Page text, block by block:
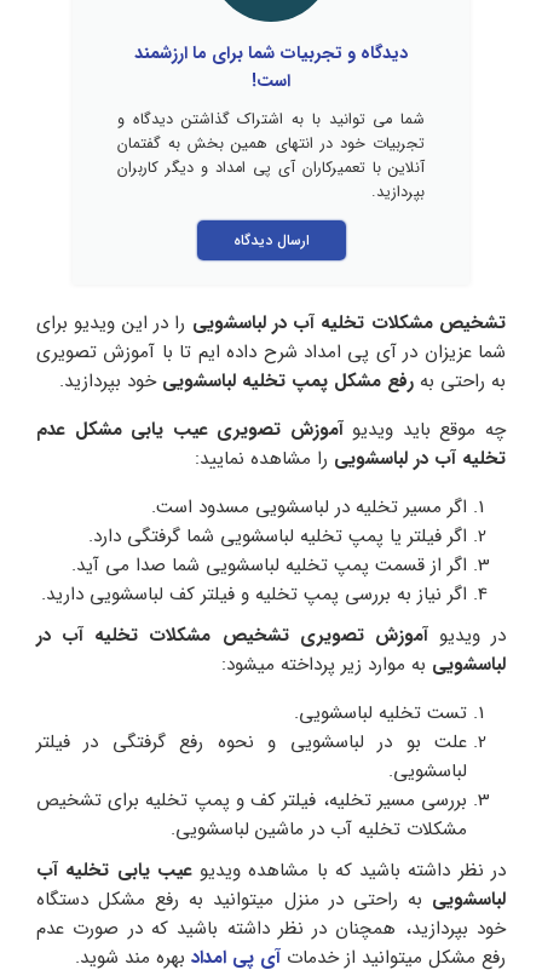
دیدگاه و تجربیات شما برای ما ارزشمند
است!
شما می توانید با به اشتراک گذاشتن دیدگاه و
تجربیات خود در انتهای همین بخش به گفتمان
آنلاین با تعمیرکاران آی پی امداد و دیگر کاربران
بپردازید.
ارسال دیدگاه
تشخیص مشکلات تخلیه آب در لباسشویی را در این ویدیو برای
شما عزیزان در آی پی امداد شرح داده ایم تا با آموزش تصویری
به راحتی به رفع مشکل پمپ تخلیه لباسشویی خود بپردازید.
چه موقع باید ویدیو آموزش تصویری عیب یابی مشکل عدم
تخلیه آب در لباسشویی را مشاهده نمایید:
اگر مسیر تخلیه در لباسشویی مسدود است.
اگر فیلتر یا پمپ تخلیه لباسشویی شما گرفتگی دارد.
اگر از قسمت پمپ تخلیه لباسشویی شما صدا می آید.
اگر نیاز به بررسی پمپ تخلیه و فیلتر کف لباسشویی دارید.
در ویدیوآموزش تصویری تشخیص مشکلات تخلیه آب در
لباسشویی به موارد زیر پرداخته میشود:
تست تخلیه لباسشویی.
علت بو در لباسشویی و نحوه رفع گرفتگی در فیلتر
لباسشویی.
بررسی مسیر تخلیه، فیلتر کف و پمپ تخلیه برای تشخیص
مشکلات تخلیه آب در ماشین لباسشویی.
در نظر داشته باشید که با مشاهده ویدیوعیب یابی تخلیه آب
لباسشویی به راحتی در منزل میتوانید به رفع مشکل دستگاه
خود بپردازید، همچنان در نظر داشته باشید که در صورت عدم
رفع مشکل میتوانید از خدمات آی پی امداد بهره مند شوید.